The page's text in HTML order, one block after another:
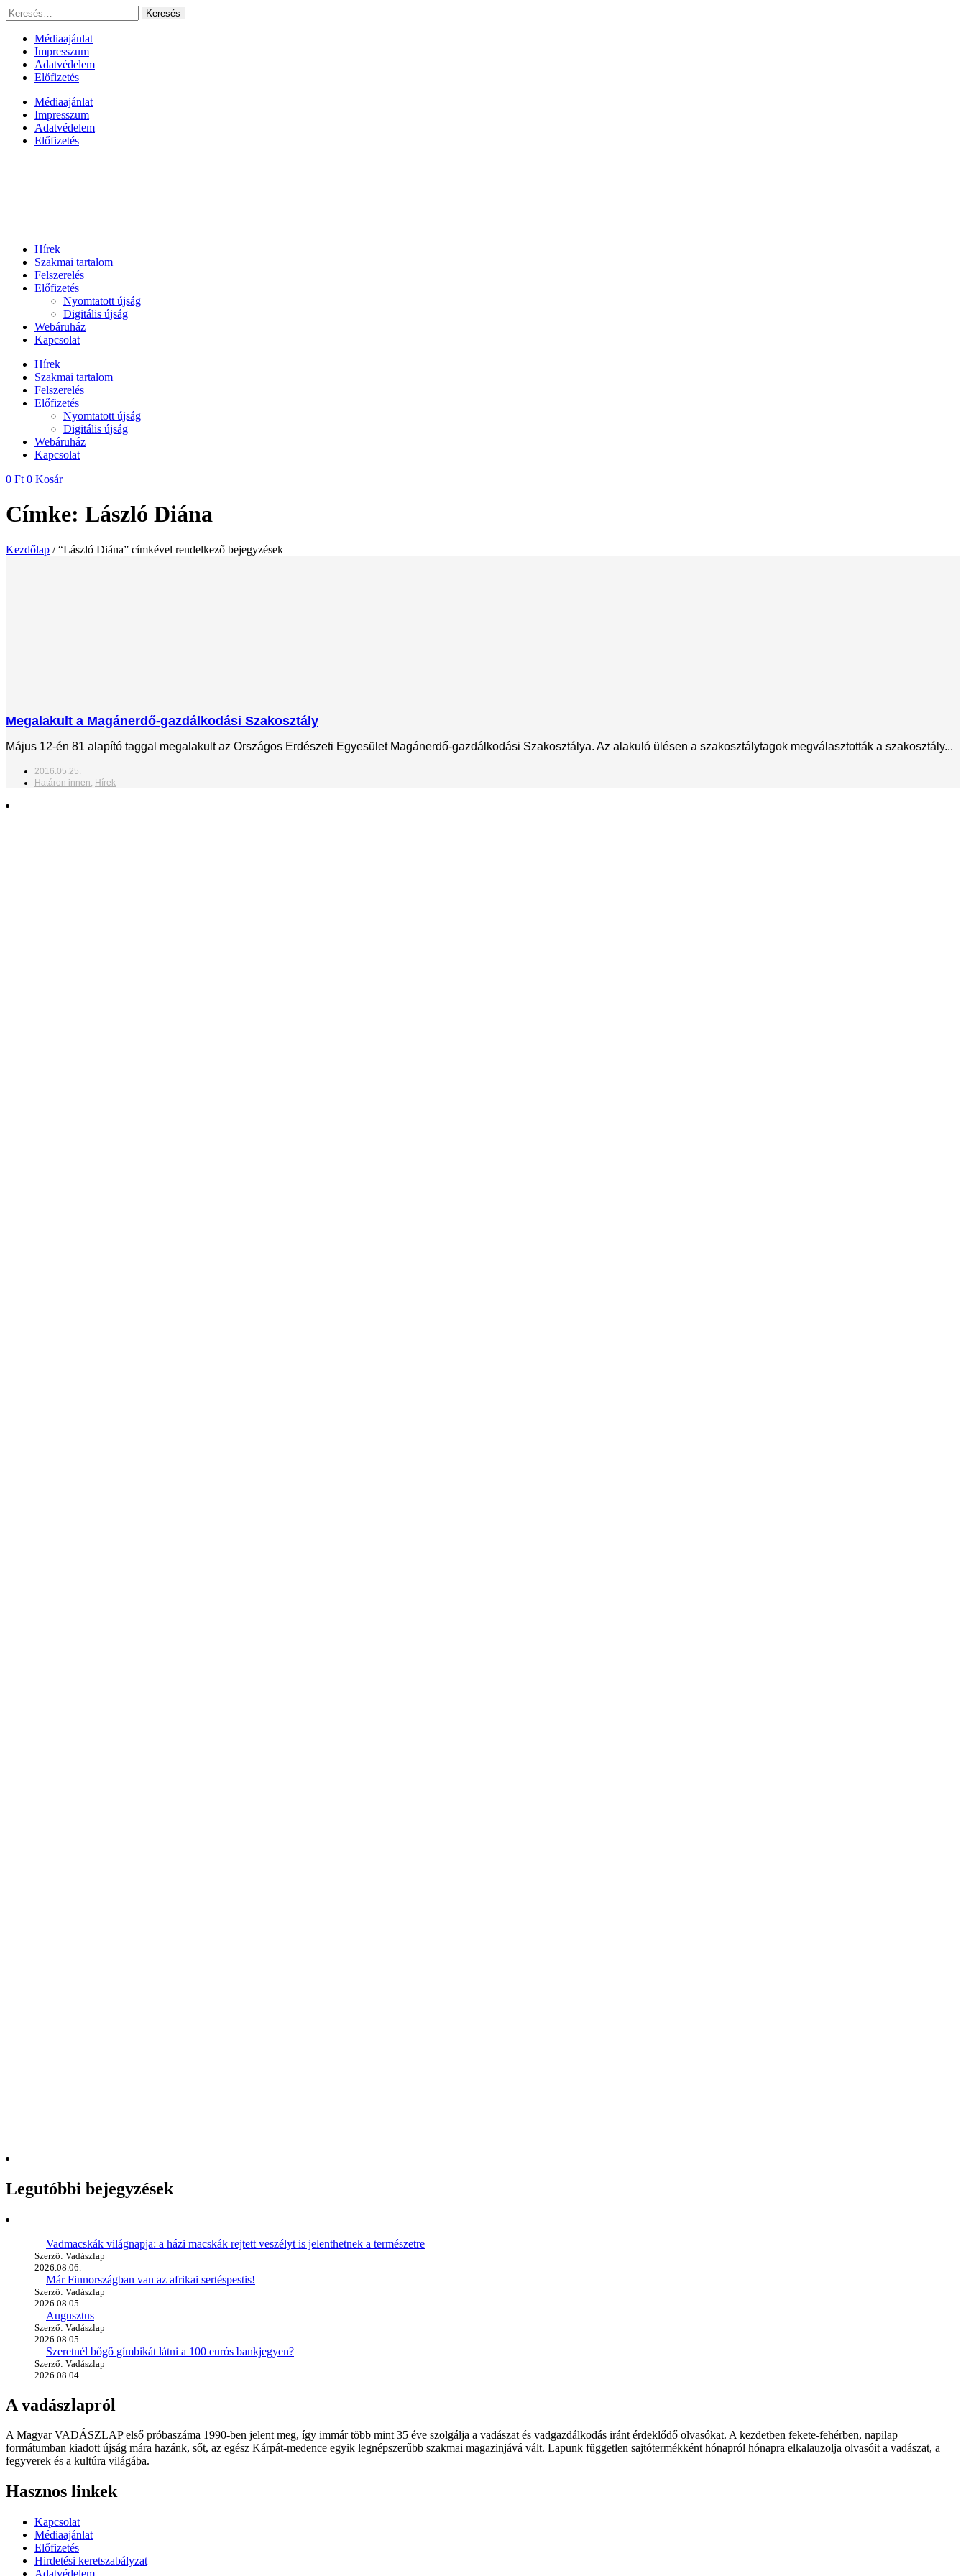
Ugrás
a
tartalomhoz
Keresés:
Médiaajánlat
Impresszum
Adatvédelem
Előfizetés
Médiaajánlat
Impresszum
Adatvédelem
Előfizetés
Hírek
Szakmai tartalom
Felszerelés
Előfizetés
Nyomtatott újság
Digitális újság
Webáruház
Kapcsolat
Hírek
Szakmai tartalom
Felszerelés
Előfizetés
Nyomtatott újság
Digitális újság
Webáruház
Kapcsolat
0 Ft 0 Kosár
Címke: László Diána
Kezdőlap / “László Diána” címkével rendelkező bejegyzések
Megalakult a Magánerdő-gazdálkodási Szakosztály
Május 12-én 81 alapító taggal megalakult az Országos Erdészeti Egyesület Magánerdő-gazdálkodási Szakosztálya. Az alakuló ülésen a szakosztálytagok megválasztották a szakosztály...
2016.05.25.
Határon innen, Hírek
Legutóbbi bejegyzések
Vadmacskák világnapja: a házi macskák rejtett veszélyt is jelenthetnek a természetre
Szerző: Vadászlap
2026.08.06.
Már Finnországban van az afrikai sertéspestis!
Szerző: Vadászlap
2026.08.05.
Augusztus
Szerző: Vadászlap
2026.08.05.
Szeretnél bőgő gímbikát látni a 100 eurós bankjegyen?
Szerző: Vadászlap
2026.08.04.
A vadászlapról
A Magyar VADÁSZLAP első próbaszáma 1990-ben jelent meg, így immár több mint 35 éve szolgálja a vadászat és vadgazdálkodás iránt érdeklődő olvasókat. A kezdetben fekete-fehérben, napilap
formátumban kiadott újság mára hazánk, sőt, az egész Kárpát-medence egyik legnépszerűbb szakmai magazinjává vált. Lapunk független sajtótermékként hónapról hónapra elkalauzolja olvasóit a vadászat, a
fegyverek és a kultúra világába.
Hasznos linkek
Kapcsolat
Médiaajánlat
Előfizetés
Hirdetési keretszabályzat